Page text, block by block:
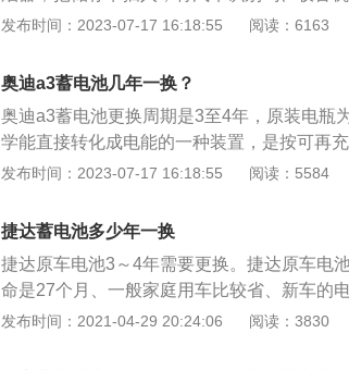
为更换步骤：1、打开发动机盖，找到汽车电
相应的正负极的标记，以防混淆，最后松掉
新电瓶。
发布时间：2023-07-17 16:18:55 阅读：6163
奥迪a3蓄电池几年一换？
奥迪a3蓄电池更换周期是3至4年，原装电瓶
学能直接转化成电能的一种装置，是按可再
应实现再充电，通常是指铅酸蓄电池，是电
搭载1.4TFSI和1.8TFSI等多款发动机。悬挂
逊式，后桥为扭转、曲柄式结构带分开布置
别是4292mm、1765mm、1423mm，轴距为
发布时间：2023-07-17 16:18:55 阅读：5584
捷达蓄电池多少年一换
捷达原车电池3～4年需要更换。捷达原车电
命是27个月、一般家庭用车比较省、新车的
次以后一般2年左右一定要更换了。蓄电池好
发布时间：2021-04-29 20:24:06 阅读：3830